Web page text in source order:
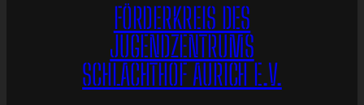
FÖRDERKREIS DES
JUGENDZENTRUMS
SCHLACHTHOF AURICH E.V.